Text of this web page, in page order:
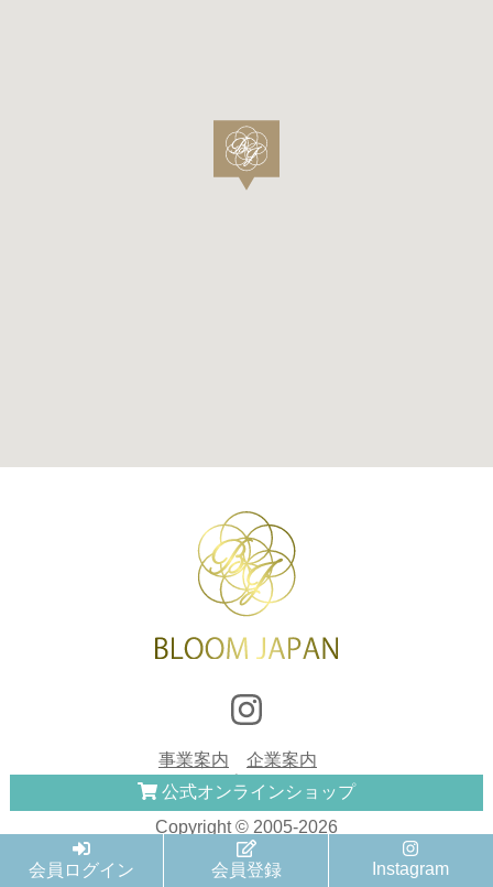
公式オンラインショップ
会員ログイン 会員登録 Instagram
事業案内
企業案内
お問い合わせ
プライバシーポリシー
Copyright © 2005-2026
BLOOM JAPAN Co.,Ltd.
All rights reserved.